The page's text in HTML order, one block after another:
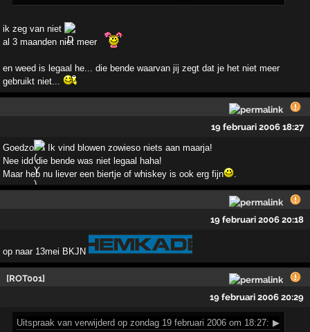
ik zeg van niet
al 3 maanden niet meer
en weed is legaal he... die bende waarvan jij zegt dat je het niet meer
gebruikt niet...
19 februari 2006 18:27
Goedzo
! Ik vind blowen zowieso niets aan maarja!
Nee idd die bende was niet legaal haha!
Maar heb nu liever een biertje of whiskey is ook erg fijn
.
19 februari 2006 20:18
op naar 13mei BKJN
[ROT001]
19 februari 2006 20:29
Uitspraak van verwijderd op zondag 19 februari 2006 om 18:27: ▶